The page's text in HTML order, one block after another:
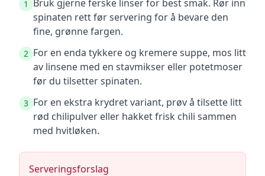
1
Bruk gjerne ferske linser for best smak. Rør inn
spinaten rett før servering for å bevare den
fine, grønne fargen.
2 For en enda tykkere og kremere suppe, mos litt
av linsene med en stavmikser eller potetmoser
før du tilsetter spinaten.
3 For en ekstra krydret variant, prøv å tilsette litt
rød chilipulver eller hakket frisk chili sammen
med hvitløken.
Serveringsforslag